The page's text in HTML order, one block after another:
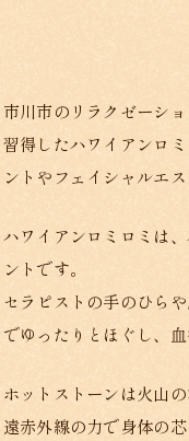
市川市のリラクゼーシ
習得したハワイアンロ
ントやフェイシャルエ
ハワイアンロミロミは
ントです。
セラピストの手のひら
でゆったりとほぐし、
ホットストーンは火山
遠赤外線の力で身体の